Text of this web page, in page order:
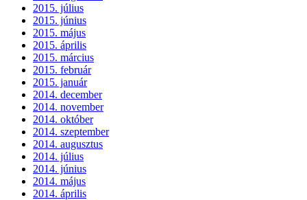
2015. július
2015. június
2015. május
2015. április
2015. március
2015. február
2015. január
2014. december
2014. november
2014. október
2014. szeptember
2014. augusztus
2014. július
2014. június
2014. május
2014. április